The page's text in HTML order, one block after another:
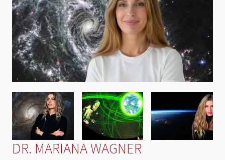
DR. MARIANA WAGNER